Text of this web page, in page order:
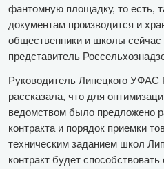
фантомную площадку, то есть,
документам производится и
общественники и школы
представитель
Руководитель Липецкого УФАС
рассказала, что для
ведомством было предложено
контракта и порядок приемки
техническим заданием школ
контракт будет